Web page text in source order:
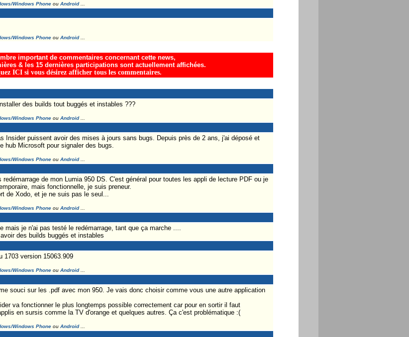
Windows Phoneou Android...
Windows Phoneou Android...
important de commentaires concernant cette news,
& les 15 dernières participations sont actuellement affichées.
ICI si vous désirez afficher tous les commentaires.
des builds tout buggés et instables ???
Windows Phoneou Android...
Insider puissent avoir des mises à jours sans bugs. Depuis près de 2 ans, j'ai déposé et
Microsoft pour signaler des bugs.
Windows Phoneou Android...
de mon Lumia 950 DS. C'est général pour toutes les appli de lecture PDF ou je
mais fonctionnelle, je suis preneur.
de Xodo, et je ne suis pas le seul...
Windows Phoneou Android...
je n'ai pas testé le redémarrage, tant que ça marche ....
des builds buggés et instables
1703 version 15063.909
Windows Phoneou Android...
souci sur les .pdf avec mon 950. Je vais donc choisir comme vous une autre application
va fonctionner le plus longtemps possible correctement car pour en sortir il faut
en sursis comme la TV d'orange et quelques autres. Ça c'est problématique :(
Windows Phoneou Android...